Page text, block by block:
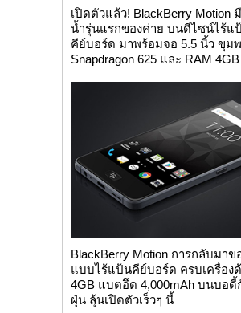
เปิดตัวแล้ว! BlackBerry Motion
น้ำรุ่นแรกของค่าย บนดีไซน์ไร้แ
คีย์บอร์ด มาพร้อมจอ 5.5 นิ้ว ขุม
Snapdragon 625 และ RAM 4GB
BlackBerry Motion การกลับมาข
แบบไร้แป้นคีย์บอร์ด ครบเครื่อง
4GB แบตอึด 4,000mAh บนบอ
ฝุ่น ลุ้นเปิดตัวเร็วๆ นี้